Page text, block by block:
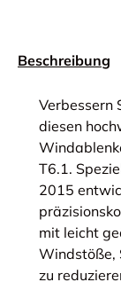
Beschreibung
Verbessern
diesen
T6.1.
2015
mit leicht
Windstöße,
zu